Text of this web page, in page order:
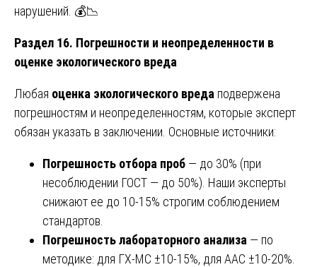
нарушений. 💰📉
Раздел 16. Погрешности и неопределенности в
оценке экологического вреда
Любая оценка экологического вреда подвержена
погрешностям и неопределенностям, которые эксперт
обязан указать в заключении. Основные источники:
Погрешность отбора проб — до 30% (при
несоблюдении ГОСТ — до 50%). Наши эксперты
снижают ее до 10-15% строгим соблюдением
стандартов.
Погрешность лабораторного анализа — по
методике: для ГХ-МС ±10-15%, для ААС ±10-20%.